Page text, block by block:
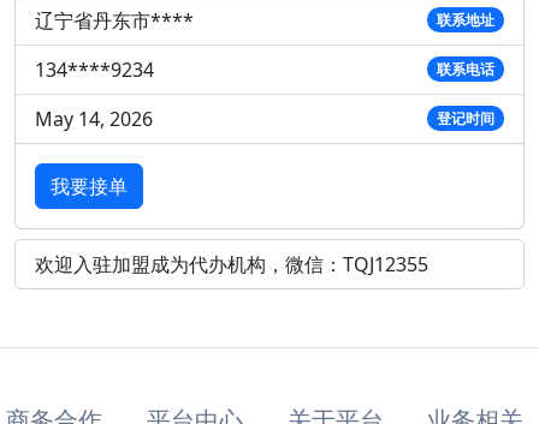
辽宁省丹东市**** 联系地址
134****9234 联系电话
May 14, 2026 登记时间
我要接单
欢迎入驻加盟成为代办机构，微信：TQJ12355